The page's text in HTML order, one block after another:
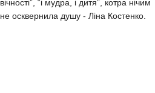
вічності”, “і мудра, і дитя”, котра нічим
не осквернила душу - Ліна Костенко.